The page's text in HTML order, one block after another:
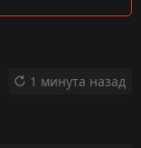
1 минута назад